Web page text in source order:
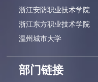
浙江安防职业技术学院
浙江东方职业技术学院
温州城市大学
部门链接